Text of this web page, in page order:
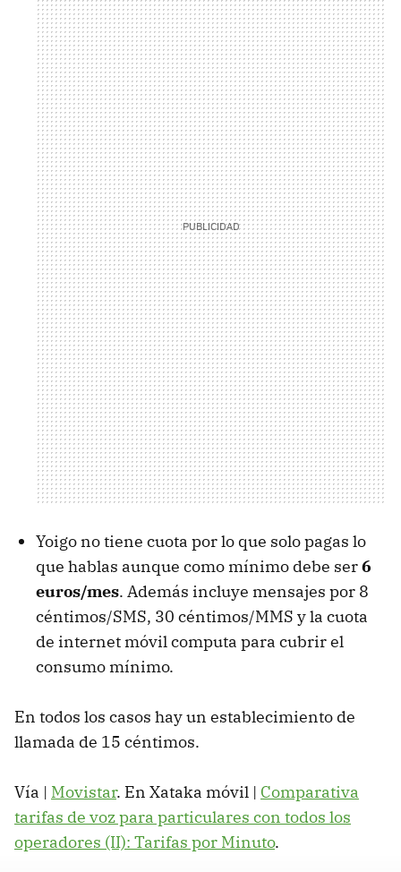
Yoigo no tiene cuota por lo que solo pagas lo
que hablas aunque como mínimo debe ser6
euros/mes. Además incluye mensajes por 8
céntimos/SMS, 30 céntimos/MMS y la cuota
de internet móvil computa para cubrir el
consumo mínimo.
En todos los casos hay un establecimiento de
llamada de 15 céntimos.
Vía | Movistar. En Xataka móvil | Comparativa
tarifas de voz para particulares con todos los
operadores (II): Tarifas por Minuto.